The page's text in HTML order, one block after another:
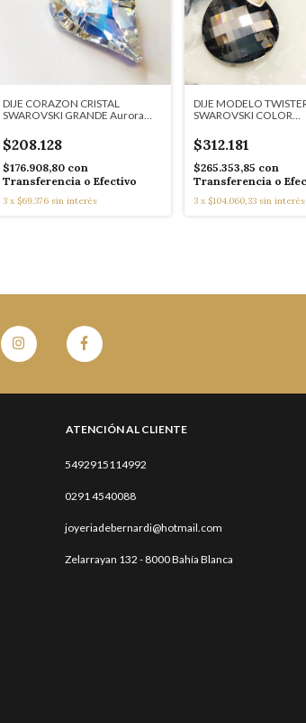
DIJE CORAZON CRISTAL
SWAROVSKI GRANDE Aurora
$208.128
$176.908,80 con
Transferencia o Efectivo
3 x $69.376 sin interés
DIJE MODELO
SWAROVSKI COLOR
$312.181
$265.353,85 con
Transferencia o
3 x $104.060,33 sin interés
ATENCIÓN AL CLIENTE
5492915114992
0291 4540088
joyeriadebernardi@hotmail.com
Zelarrayan 132 - 8000 Bahía Blanca